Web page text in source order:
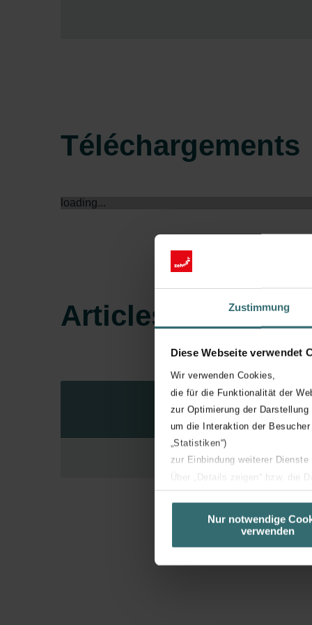
Zustimmung
Diese Webseite verwendet
Wir verwenden Cookies,
die für die Funktionalität der
zur Optimierung der Darstellung
um die Interaktion der
„Statistiken“)
zur Einbindung weiterer
Über „Details zeigen“ bzw. die
unserer Website verwenden,
basierend auf Ihren Interessen
Datenschutzerklärung
Zehnder Group België nv/sa:
Nur notwendige
verwenden
Téléchargements
loading...
Articles
N°